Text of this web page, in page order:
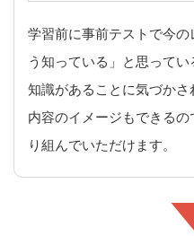
学習前に事前テストで今
う知っている」と思って
知識があることに気づか
内容のイメージもできる
り組んでいただけます。